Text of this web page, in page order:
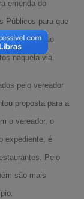
emenda do
Públicos para que
ao
naquela via.
pelo vereador
proposta para a
o vereador, o
expediente, é
Pelo
são mais